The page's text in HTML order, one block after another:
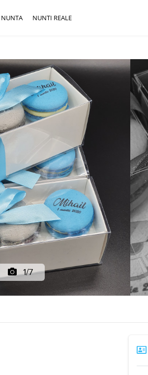
NUNTA NUNTI REALE
1/7